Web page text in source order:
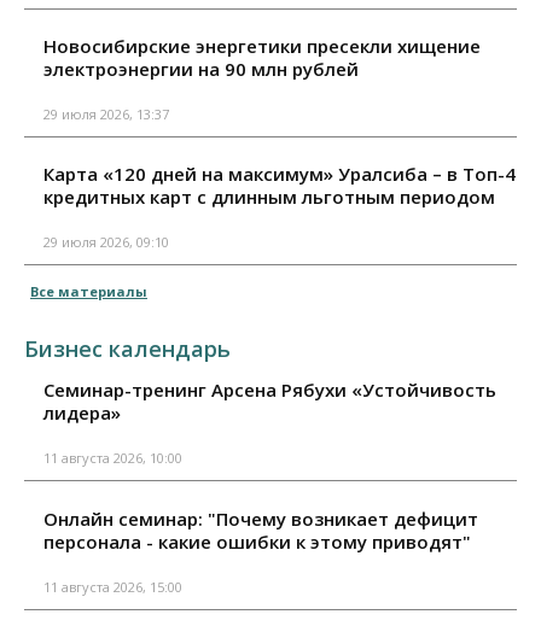
Новосибирские энергетики пресекли хищение
электроэнергии на 90 млн рублей
29 июля 2026, 13:37
Карта «120 дней на максимум» Уралсиба – в Топ-4
кредитных карт с длинным льготным периодом
29 июля 2026, 09:10
Все материалы
Бизнес календарь
Семинар-тренинг Арсена Рябухи «Устойчивость
лидера»
11 августа 2026, 10:00
Онлайн семинар: "Почему возникает дефицит
персонала - какие ошибки к этому приводят"
11 августа 2026, 15:00